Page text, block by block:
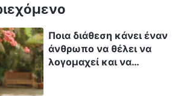
πόνο ένιωθα να τυλίγει την
και μες στα αυτιά μου
φωνές αποδοκιμασίας...
ήμουν στο κρεβάτι μου,
Ποια διάθεση κάνει έναν
άνθρωπο να θέλει να
λογομαχεί και να